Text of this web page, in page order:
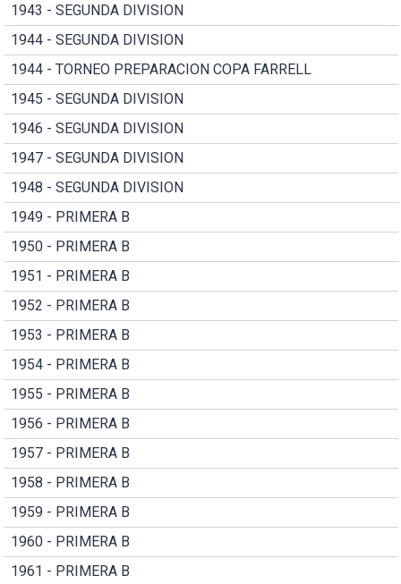
1943 - SEGUNDA DIVISION
1944 - SEGUNDA DIVISION
1944 - TORNEO PREPARACION COPA FARRELL
1945 - SEGUNDA DIVISION
1946 - SEGUNDA DIVISION
1947 - SEGUNDA DIVISION
1948 - SEGUNDA DIVISION
1949 - PRIMERA B
1950 - PRIMERA B
1951 - PRIMERA B
1952 - PRIMERA B
1953 - PRIMERA B
1954 - PRIMERA B
1955 - PRIMERA B
1956 - PRIMERA B
1957 - PRIMERA B
1958 - PRIMERA B
1959 - PRIMERA B
1960 - PRIMERA B
1961 - PRIMERA B